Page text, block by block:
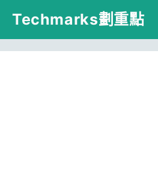
跳
主
Techmarks劃重點